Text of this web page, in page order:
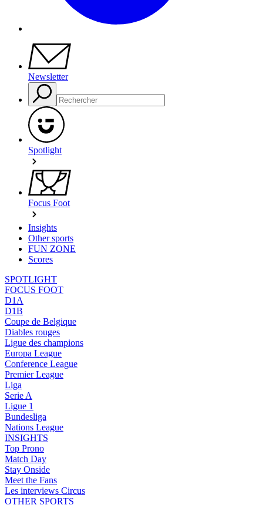
Newsletter
Spotlight
Focus Foot
Insights
Other sports
FUN ZONE
Scores
SPOTLIGHT
FOCUS FOOT
D1A
D1B
Coupe de Belgique
Diables rouges
Ligue des champions
Europa League
Conference League
Premier League
Liga
Serie A
Ligue 1
Bundesliga
Nations League
INSIGHTS
Top Prono
Match Day
Stay Onside
Meet the Fans
Les interviews Circus
OTHER SPORTS